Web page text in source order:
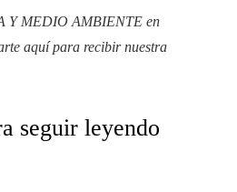
Y MEDIO AMBIENTE en
aquí para recibirnuestra
seguir leyendo